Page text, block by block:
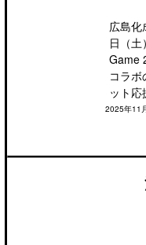
広島
日（
Game
コラ
ット
2025年11